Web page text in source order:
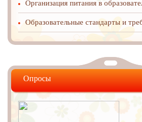
Организация питания в
Образовательные стандарты и
Опросы